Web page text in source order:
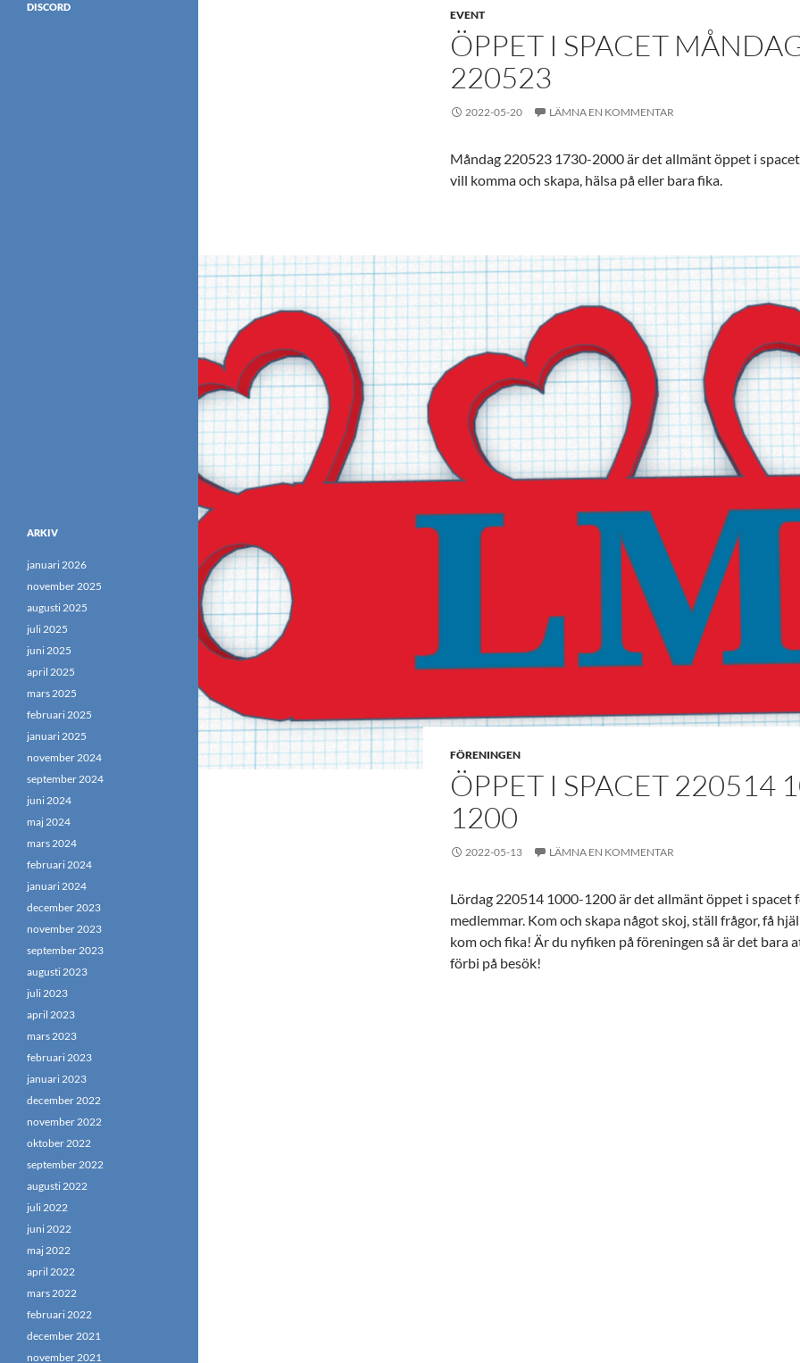
EVENT
ÖPPET I SPACET
220523
2022-05-20 LÄMNA EN KOMMENTAR
Måndag 220523 1730-2000 är det allmänt öppet i
vill komma och skapa, hälsa på eller bara fika.
FÖRENINGEN
ÖPPET I SPACET 220514
1200
2022-05-13 LÄMNA EN KOMMENTAR
Lördag 220514 1000-1200 är det allmänt öppet i spacet
medlemmar. Kom och skapa något skoj, ställ frågor, få
kom och fika! Är du nyfiken på föreningen så är det bara
förbi på besök!
DISCORD
ARKIV
januari 2026
november 2025
augusti 2025
juli 2025
juni 2025
april 2025
mars 2025
februari 2025
januari 2025
november 2024
september 2024
juni 2024
maj 2024
mars 2024
februari 2024
januari 2024
december 2023
november 2023
september 2023
augusti 2023
juli 2023
april 2023
mars 2023
februari 2023
januari 2023
december 2022
november 2022
oktober 2022
september 2022
augusti 2022
juli 2022
juni 2022
maj 2022
april 2022
mars 2022
februari 2022
december 2021
november 2021